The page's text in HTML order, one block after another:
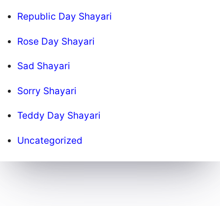
Republic Day Shayari
Rose Day Shayari
Sad Shayari
Sorry Shayari
Teddy Day Shayari
Uncategorized